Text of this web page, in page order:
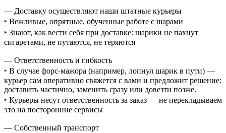
— Доставку осуществляют наши штатные курьеры
‣ Вежливые, опрятные, обученные работе с шарами
‣ Знают, как вести себя при доставке: шарики не пахнут
сигаретами, не путаются, не теряются
— Ответственность и гибкость
‣ В случае форс-мажора (например, лопнул шарик в пути) —
курьер сам оперативно свяжется с вами и предложит решение:
доставить частично, заменить сразу или довезти позже.
‣ Курьеры несут ответственность за заказ — не перекладываем
это на посторонние сервисы
— Собственный транспорт